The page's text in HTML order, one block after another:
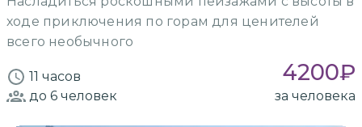
ходе приключения по горам для ценителей
всего необычного
11 часов 4200₽
до 6 человек за человека